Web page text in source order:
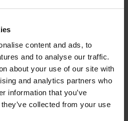
content and ads, to
and to analyse our traffic.
about your use of our site with
and analytics partners who
information that you’ve
collected from your use